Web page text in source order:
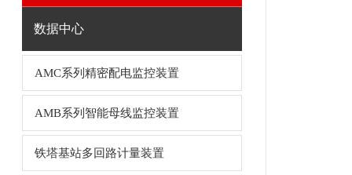
数据中心
AMC系列精密配电监控装置
AMB系列智能母线监控装置
铁塔基站多回路计量装置